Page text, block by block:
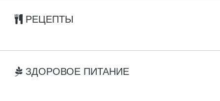
РЕЦЕПТЫ
ЗДОРОВОЕ ПИТАНИЕ